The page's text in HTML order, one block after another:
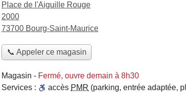
Place de l'Aiguille Rouge
2000
73700 Bourg-Saint-Maurice
📞 Appeler ce magasin
Magasin - Fermé, ouvre demain à 8h30
Services :
accès PMR (parking, entrée adaptée,